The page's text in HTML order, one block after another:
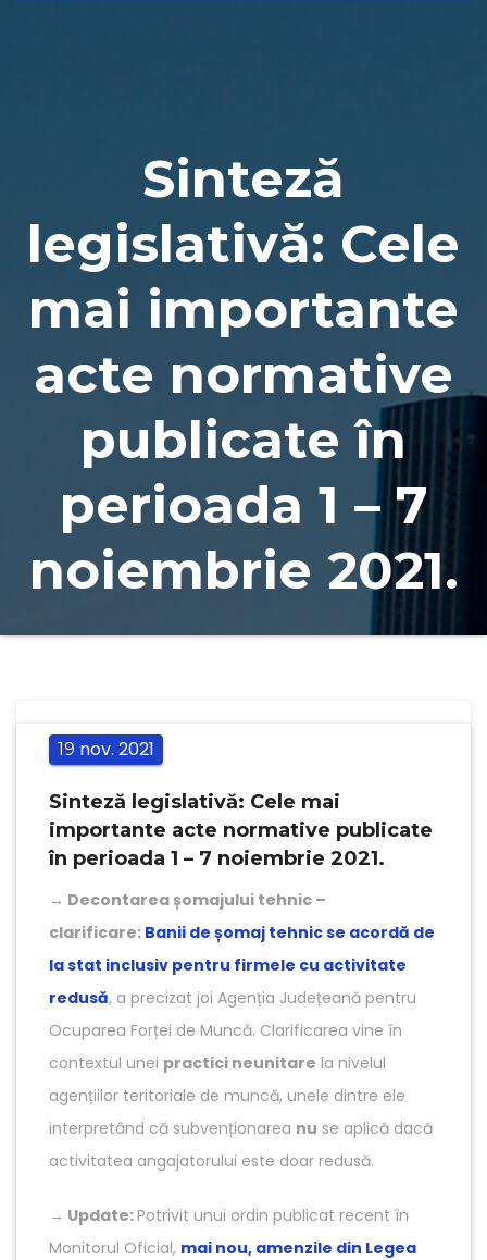
Sinteză
legislativă: Cele
mai importante
acte normative
publicate în
perioada 1 – 7
noiembrie 2021.
19 nov. 2021
Sinteză legislativă: Cele mai
importante acte normative publicate
în perioada 1 – 7 noiembrie 2021.
→ Decontarea șomajului tehnic –
clarificare: Banii de șomaj tehnic se acordă de
la stat inclusiv pentru firmele cu activitate
redusă, a precizat joi Agenția Județeană pentru
Ocuparea Forței de Muncă. Clarificarea vine în
contextul unei practici neunitare la nivelul
agențiilor teritoriale de muncă, unele dintre ele
interpretând că subvenționarea nu se aplică dacă
activitatea angajatorului este doar redusă.
→ Update:Potrivit unui ordin publicat recent în
Monitorul Oficial, mai nou, amenzile din Legea